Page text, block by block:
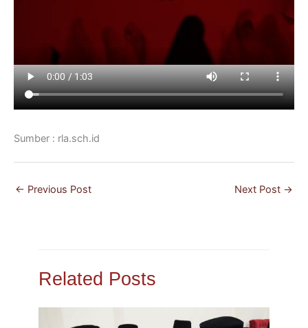
Sumber : rla.sch.id
← Previous Post Next Post →
Related Posts